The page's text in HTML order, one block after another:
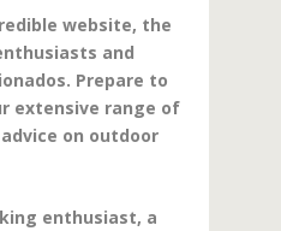
website, the
and
Prepare to
extensive range of
on outdoor
enthusiast, a